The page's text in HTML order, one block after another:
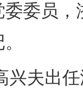
委员
夫出任